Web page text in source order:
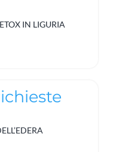
IN LIGURIA